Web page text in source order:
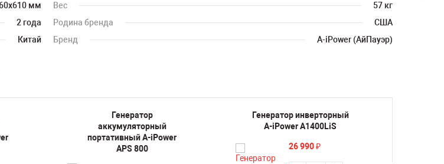
мм Вес
57 кг
2 года Родина бренда
США
Китай Бренд A-iPower (АйПауэр)
Генератор
аккумуляторный
портативный A-iPower
APS 800
Генератор инверторный
A-iPower A1400LiS
26 990 ₽